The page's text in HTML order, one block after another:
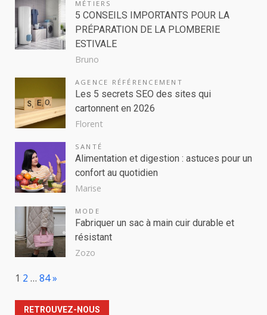
MÉTIERS
5 CONSEILS IMPORTANTS POUR LA
PRÉPARATION DE LA PLOMBERIE
ESTIVALE
Bruno
AGENCE RÉFÉRENCEMENT
Les 5 secrets SEO des sites qui
cartonnent en 2026
Florent
SANTÉ
Alimentation et digestion : astuces pour un
confort au quotidien
Marise
MODE
Fabriquer un sac à main cuir durable et
résistant
Zozo
Page:
1 2 … 84Next
»
RETROUVEZ-NOUS